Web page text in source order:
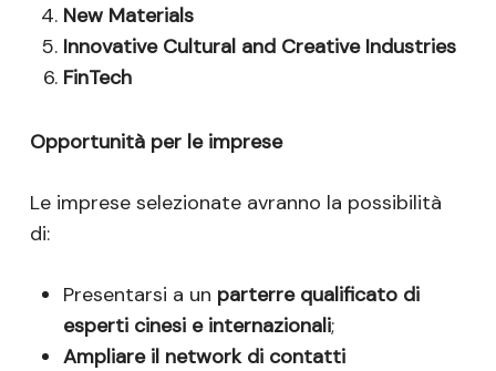
New Materials
Innovative Cultural and Creative Industries
FinTech
Opportunità per le imprese
Le imprese selezionate avranno la possibilità
di:
Presentarsi a un parterre qualificato di
esperti cinesi e internazionali;
Ampliare il network di contatti